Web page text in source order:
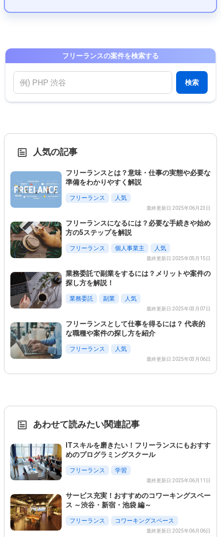
フリーランスの案件を検索する
検索
人気の記事
フリーランスとは？意味・仕事の実態や必要な
準備をわかりやすく解説
フリーランス 人気
最終更新日:2025年06月23日
フリーランスになるには？必要な手続きや始め
方の5ステップを解説
フリーランス 個人事業主 人気
最終更新日:2025年05月15日
業務委託で副業をするには？メリットや案件の
探し方を解説！
業務委託 副業 人気
最終更新日:2025年03月07日
フリーランスとして仕事を得るには？ 代表的
な職種や案件の探し方を紹介
フリーランス 人気
最終更新日:2025年03月06日
あわせて読みたい関連記事
ITスキルを磨きたい！フリーランスにもおすす
めのプログラミングスクール
フリーランス 学習
最終更新日:2025年06月11日
サービス充実！おすすめのコワーキングスペー
ス ～渋谷・新宿・池袋 編～
フリーランス コワーキングスペース
最終更新日:2025年06月06日